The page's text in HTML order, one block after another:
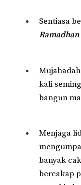
Sentiasa
Ramadhan
kali
bangun
Menjaga
banyak
bercakap